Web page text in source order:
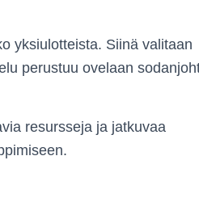
yksiulotteista. Siinä valitaan
perustuu ovelaan
resursseja ja jatkuvaa